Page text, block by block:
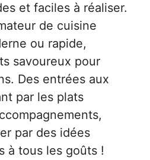
et faciles à réaliser.
de cuisine
ou rapide,
savoureux pour
Des entrées aux
par les plats
par des idées
à tous les goûts !